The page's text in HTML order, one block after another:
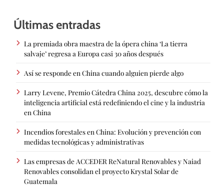
Últimas entradas
La premiada obra maestra de la ópera china ‘La tierra
salvaje’ regresa a Europa casi 30 años después
Así se responde en China cuando alguien pierde algo
Larry Levene, Premio Cátedra China 2025, descubre cómo la
inteligencia artificial está redefiniendo el cine y la industria
en China
Incendios forestales en China: Evolución y prevención con
medidas tecnológicas y administrativas
Las empresas de ACCEDER ReNatural Renovables y Naiad
Renovables consolidan el proyecto Krystal Solar de
Guatemala